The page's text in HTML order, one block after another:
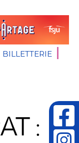
BILLETTERIE
: